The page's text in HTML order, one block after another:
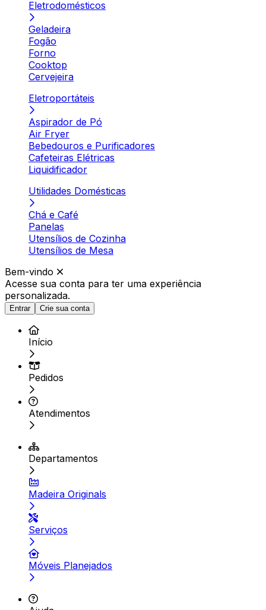
Eletrodomésticos
Geladeira
Fogão
Forno
Cooktop
Cervejeira
Eletroportáteis
Aspirador de Pó
Air Fryer
Bebedouros e Purificadores
Cafeteiras Elétricas
Liquidificador
Utilidades Domésticas
Chá e Café
Panelas
Utensílios de Cozinha
Utensílios de Mesa
Bem-vindo
Acesse sua conta para ter uma experiência
personalizada.
Entrar Crie sua conta
Início
Pedidos
Atendimentos
Departamentos
Madeira Originals
Serviços
Móveis Planejados